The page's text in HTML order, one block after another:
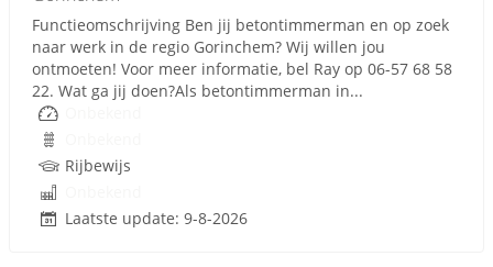
Functieomschrijving Ben jij betontimmerman en op zoek
naar werk in de regio Gorinchem? Wij willen jou
ontmoeten! Voor meer informatie, bel Ray op 06-57 68 58
22. Wat ga jij doen?Als betontimmerman in...
Rijbewijs
Laatste update: 9-8-2026